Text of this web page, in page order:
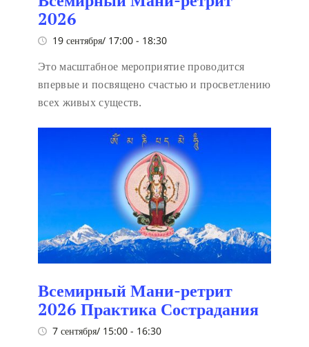
2026
19 сентября/ 17:00 - 18:30
Это масштабное мероприятие проводится
впервые и посвящено счастью и просветлению
всех живых существ.
Всемирный Мани-ретрит
2026 Практика Сострадания
7 сентября/ 15:00 - 16:30